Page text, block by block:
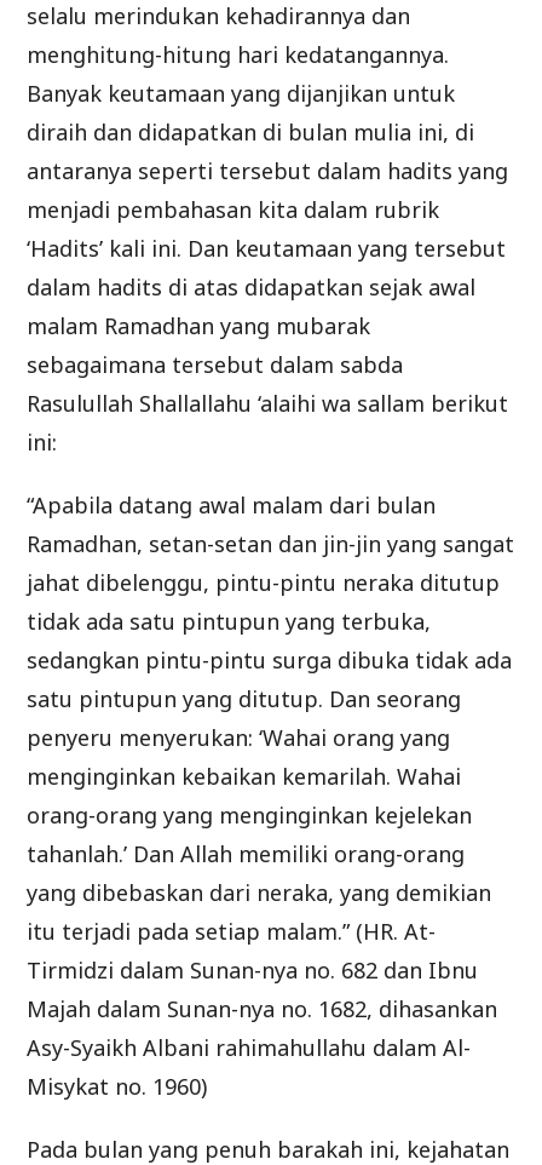
selalu merindukan kehadirannya dan
menghitung-hitung hari kedatangannya.
Banyak keutamaan yang dijanjikan untuk
diraih dan didapatkan di bulan mulia ini, di
antaranya seperti tersebut dalam hadits yang
menjadi pembahasan kita dalam rubrik
‘Hadits’ kali ini. Dan keutamaan yang tersebut
dalam hadits di atas didapatkan sejak awal
malam Ramadhan yang mubarak
sebagaimana tersebut dalam sabda
Rasulullah Shallallahu ‘alaihi wa sallam berikut
ini:
“Apabila datang awal malam dari bulan
Ramadhan, setan-setan dan jin-jin yang sangat
jahat dibelenggu, pintu-pintu neraka ditutup
tidak ada satu pintupun yang terbuka,
sedangkan pintu-pintu surga dibuka tidak ada
satu pintupun yang ditutup. Dan seorang
penyeru menyerukan: ‘Wahai orang yang
menginginkan kebaikan kemarilah. Wahai
orang-orang yang menginginkan kejelekan
tahanlah.’ Dan Allah memiliki orang-orang
yang dibebaskan dari neraka, yang demikian
itu terjadi pada setiap malam.” (HR. At-
Tirmidzi dalam Sunan-nya no. 682 dan Ibnu
Majah dalam Sunan-nya no. 1682, dihasankan
Asy-Syaikh Albani rahimahullahu dalam Al-
Misykat no. 1960)
Pada bulan yang penuh barakah ini, kejahatan